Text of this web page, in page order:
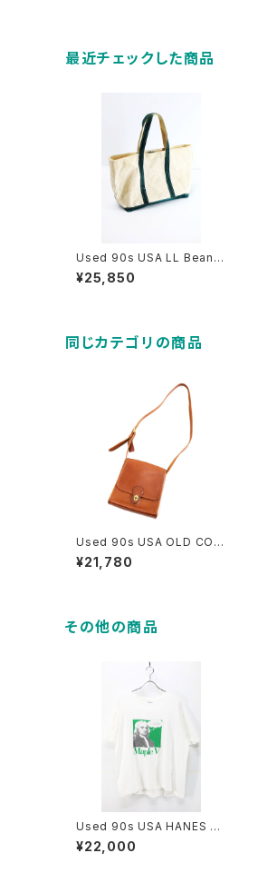
最近チェックした商品
Used 90s USA LL Bean G
reen×Canvas BOAT AND
TOTE BAG Size Large 古
¥25,850
同じカテゴリの商品
Used 90s USA OLD COA
CH Camel Brown Turn Lo
ck Sholder Bag 古着
¥21,780
その他の商品
Used 90s USA HANES N
ewton Tech Pop Art Grap
hic T-Shirt Size XL 古着
¥22,000